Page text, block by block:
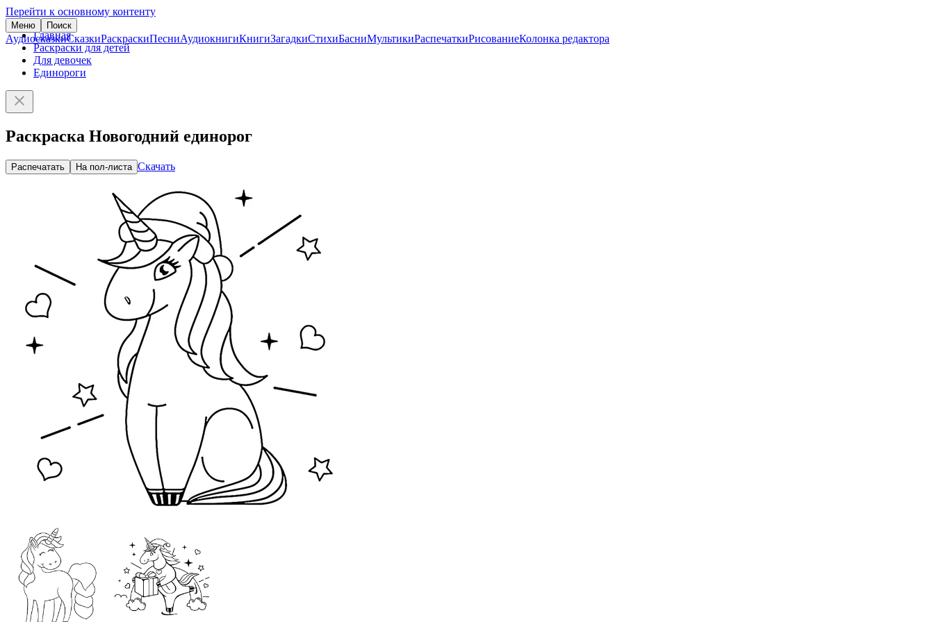
Перейти к основному контенту
Меню Поиск
АудиосказкиСказкиРаскраскиПесниАудиокнигиКнигиЗагадкиСтихиБасниМультикиРаспечаткиРисованиеКолонка редактора
Главная
Раскраски для детей
Для девочек
Единороги
Раскраска Новогодний единорог
Распечатать На пол-листа Скачать